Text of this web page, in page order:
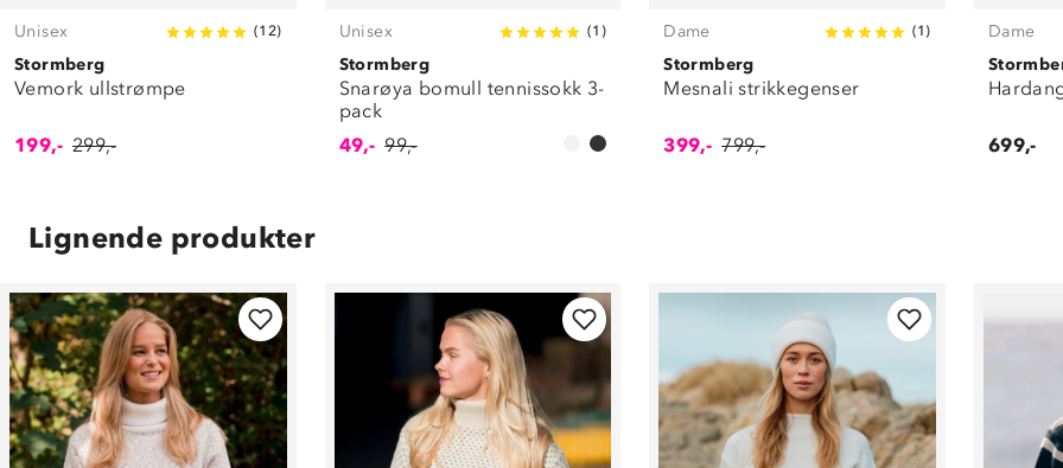
Unisex (12)
Stormberg
Vemork ullstrømpe
199,- 299,-
Unisex (1 )
Stormberg
Snarøya bomull tennissokk 3-
pack
49,- 99,-
Dame (1 )
Stormberg
Mesnali strikkegenser
399,- 799,-
Dame
699,-
Lignende produkter